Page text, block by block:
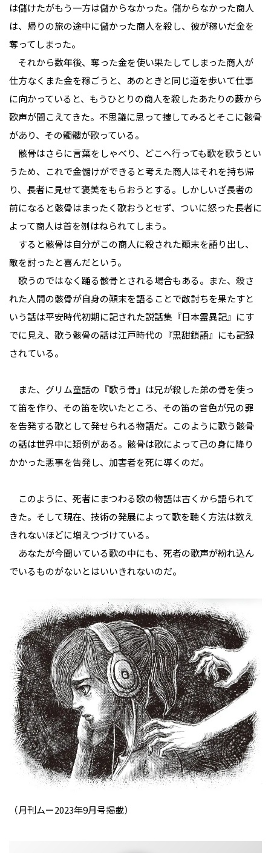
は儲けたがもう一方は儲からなかった。儲からなかった商人
は、帰りの旅の途中に儲かった商人を殺し、彼が稼いだ金を
奪ってしまった。
それから数年後、奪った金を使い果たしてしまった商人が
仕方なくまた金を稼ごうと、あのときと同じ道を歩いて仕事
に向かっていると、もうひとりの商人を殺したあたりの薮から
歌声が聞こえてきた。不思議に思って捜してみるとそこに骸骨
があり、その髑髏が歌っている。
骸骨はさらに言葉をしゃべり、どこへ行っても歌を歌うとい
うため、これで金儲けができると考えた商人はそれを持ち帰
り、長者に見せて褒美をもらおうとする。しかしいざ長者の
前になると骸骨はまったく歌おうとせず、ついに怒った長者に
よって商人は首を刎はねられてしまう。
すると骸骨は自分がこの商人に殺された顚末を語り出し、
敵を討ったと喜んだという。
歌うのではなく踊る骸骨とされる場合もある。また、殺さ
れた人間の骸骨が自身の顚末を語ることで敵討ちを果たすと
いう話は平安時代初期に記された説話集『日本霊異記』にす
でに見え、歌う骸骨の話は江戸時代の『黒甜鎖語』にも記録
されている。
また、グリム童話の『歌う骨』は兄が殺した弟の骨を使っ
て笛を作り、その笛を吹いたところ、その笛の音色が兄の罪
を告発する歌として発せられる物語だ。このように歌う骸骨
の話は世界中に類例がある。骸骨は歌によって己の身に降り
かかった悪事を告発し、加害者を死に導くのだ。
このように、死者にまつわる歌の物語は古くから語られて
きた。そして現在、技術の発展によって歌を聴く方法は数え
きれないほどに増えつづけている。
あなたが今聞いている歌の中にも、死者の歌声が紛れ込ん
でいるものがないとはいいきれないのだ。
（月刊ムー2023年9月号掲載）